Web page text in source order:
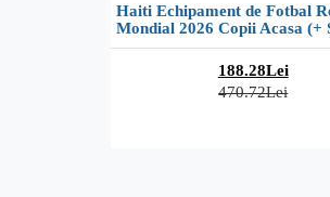
Haiti Echipament de Fotbal
Mondial 2026 Copii Acasa (+
188.28Lei
470.72Lei